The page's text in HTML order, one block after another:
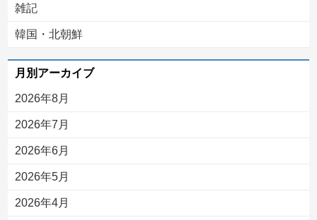
雑記
韓国・北朝鮮
月別アーカイブ
2026年8月
2026年7月
2026年6月
2026年5月
2026年4月